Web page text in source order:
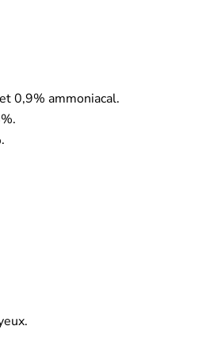
0,9% ammoniacal.